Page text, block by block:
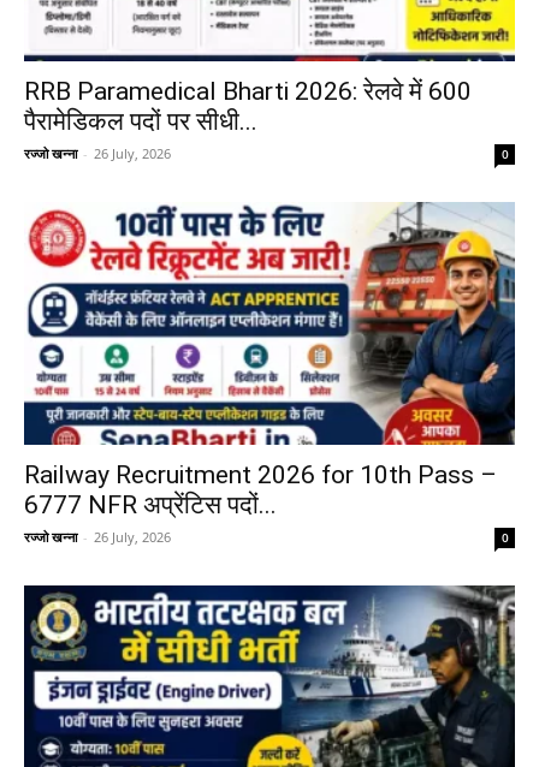
RRB Paramedical Bharti 2026: रेलवे में 600
पैरामेडिकल पदों पर सीधी...
रज्जो खन्ना - 26 July, 2026 0
Railway Recruitment 2026 for 10th Pass –
6777 NFR अप्रेंटिस पदों...
रज्जो खन्ना - 26 July, 2026 0